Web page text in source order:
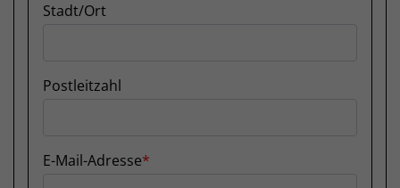
Stadt/Ort
Postleitzahl
E-Mail-Adresse